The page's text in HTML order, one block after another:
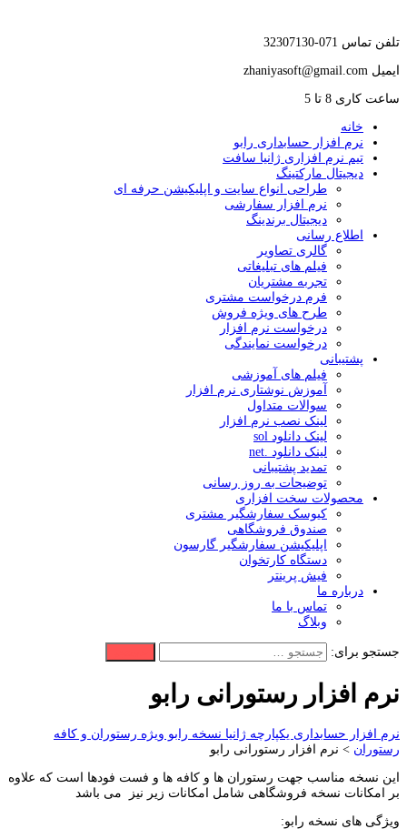
تلفن تماس 071-32307130
ایمیل zhaniyasoft@gmail.com
ساعت کاری 8 تا 5
خانه
نرم افزار حسابداری رابو
تیم نرم افزاری ژانیا سافت
دیجیتال مارکتینگ
طراحی انواع سایت و اپلیکیشن حرفه ای
نرم افزار سفارشی
دیجیتال برندینگ
اطلاع رسانی
گالری تصاویر
فیلم های تبلیغاتی
تجربه مشتریان
فرم درخواست مشتری
طرح های ویژه فروش
درخواست نرم افزار
درخواست نمایندگی
پشتیبانی
فیلم های آموزشی
آموزش نوشتاری نرم افزار
سوالات متداول
لینک نصب نرم افزار
لینک دانلود sol
لینک دانلود .net
تمدید پشتیبانی
توضیحات به روز رسانی
محصولات سخت افزاری
کیوسک سفارشگیر مشتری
صندوق فروشگاهی
اپلیکیشن سفارشگیر گارسون
دستگاه کارتخوان
فیش پرینتر
درباره ما
تماس با ما
وبلاگ
جستجو برای:
نرم افزار رستورانی رابو
نرم افزار حسابداری یکپارچه ژانیا نسخه رابو ویژه رستوران و کافه
رستوران > نرم افزار رستورانی رابو
این نسخه مناسب جهت رستوران ها و کافه ها و فست فودها است که علاوه
بر امکانات نسخه فروشگاهی شامل امکانات زیر نیز می باشد
ویژگی های نسخه رابو: